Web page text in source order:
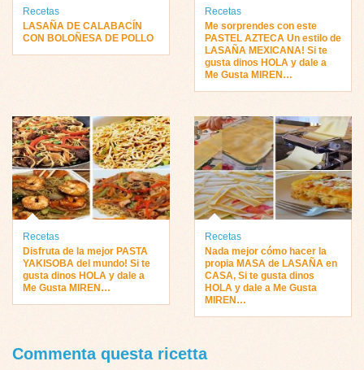
Recetas
LASAÑA DE CALABACÍN
CON BOLOÑESA DE POLLO
Recetas
Me sorprendes con este
PASTEL AZTECA Un estilo de
LASAÑA MEXICANA! Si te
gusta dinos HOLA y dale a
Me Gusta MIREN…
Recetas
Disfruta de la mejor PASTA
YAKISOBA del mundo! Si te
gusta dinos HOLA y dale a
Me Gusta MIREN…
Recetas
Nada mejor cómo hacer la
propia MASA de LASAÑA en
CASA, Si te gusta dinos
HOLA y dale a Me Gusta
MIREN…
Commenta questa ricetta